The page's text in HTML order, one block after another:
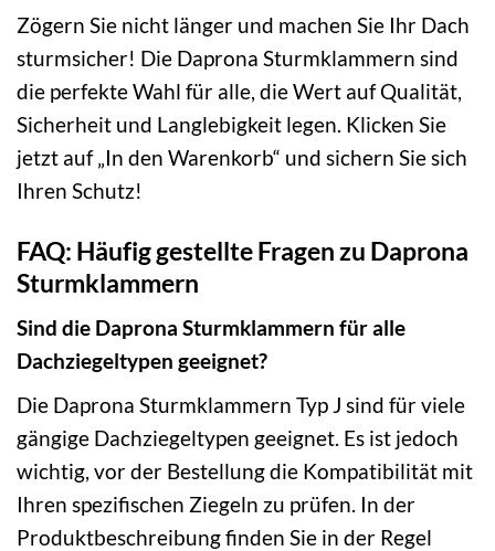
Zögern Sie nicht länger und machen Sie Ihr Dach
sturmsicher! Die Daprona Sturmklammern sind
die perfekte Wahl für alle, die Wert auf Qualität,
Sicherheit und Langlebigkeit legen. Klicken Sie
jetzt auf „In den Warenkorb“ und sichern Sie sich
Ihren Schutz!
FAQ: Häufig gestellte Fragen zu Daprona
Sturmklammern
Sind die Daprona Sturmklammern für alle
Dachziegeltypen geeignet?
Die Daprona Sturmklammern Typ J sind für viele
gängige Dachziegeltypen geeignet. Es ist jedoch
wichtig, vor der Bestellung die Kompatibilität mit
Ihren spezifischen Ziegeln zu prüfen. In der
Produktbeschreibung finden Sie in der Regel